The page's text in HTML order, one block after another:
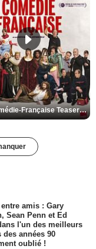
De la Comédie-Française Teaser VF
amis : Gary
Sean Penn et Ed
l'un des meilleurs
années 90
oublié !